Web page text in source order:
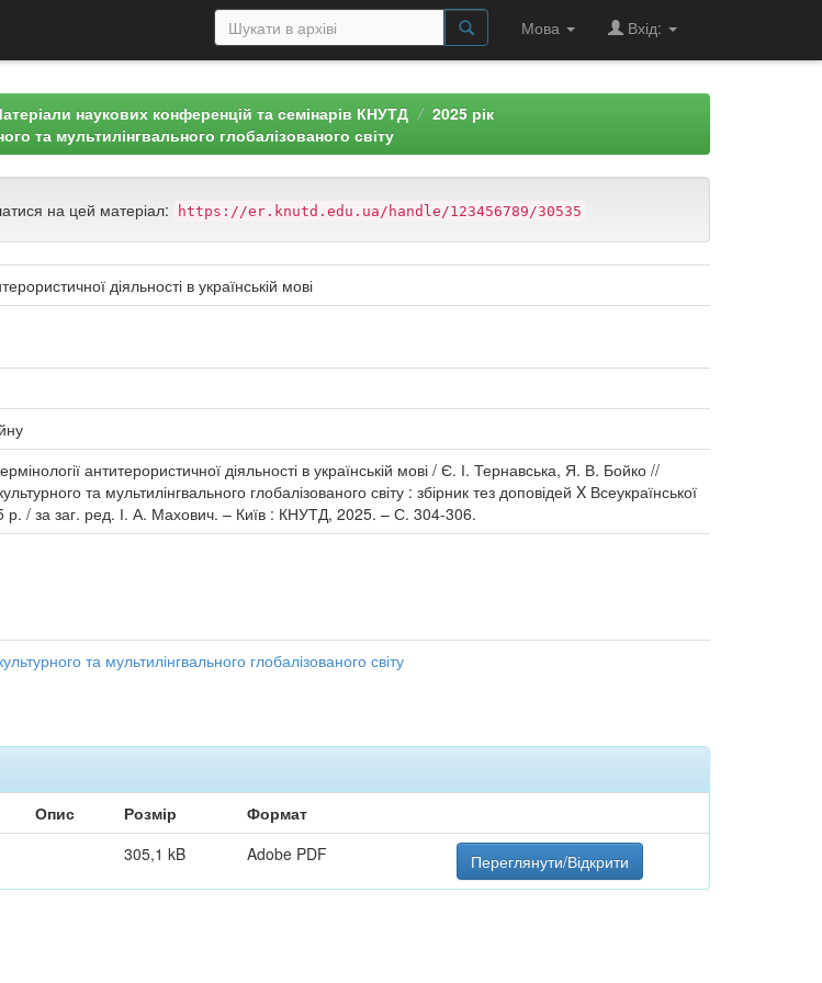
Мова Вхід:
наукових конференцій та семінарів КНУТД
2025 рік
та мультилінгвального глобалізованого світу
на цей матеріал: https://er.knutd.edu.ua/handle/123456789/30535
діяльності в українській мові
антитерористичної діяльності в українській мові / Є. І. Тернавська, Я. В. Бойко //
та мультилінгвального глобалізованого світу : збірник тез доповідей X Всеукраїнської
р. / за заг. ред. І. А. Махович. – Київ : КНУТД, 2025. – С. 304-306.
та мультилінгвального глобалізованого світу
Опис Розмір
Формат
305,1 kB Adobe PDF Переглянути/Відкрити